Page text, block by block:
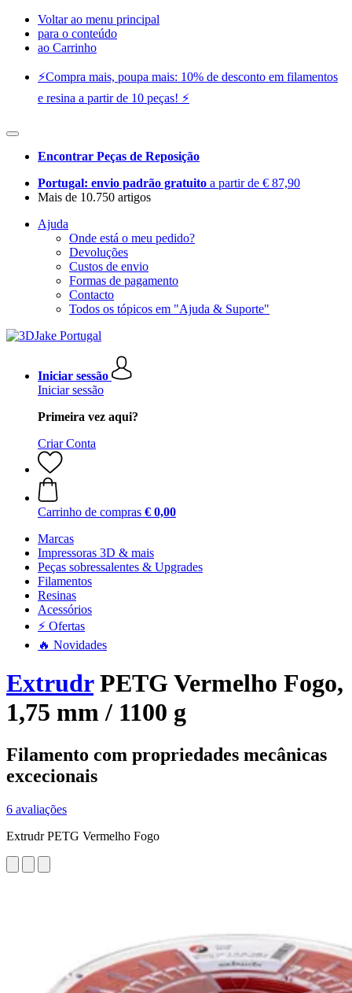
Voltar ao menu principal
para o conteúdo
ao Carrinho
⚡️Compra mais, poupa mais: 10% de desconto em filamentos
e resina a partir de 10 peças! ⚡️
Encontrar Peças de Reposição
Portugal: envio padrão gratuito a partir de € 87,90
Mais de 10.750 artigos
Ajuda
Onde está o meu pedido?
Devoluções
Custos de envio
Formas de pagamento
Contacto
Todos os tópicos em "Ajuda & Suporte"
Iniciar sessão
Iniciar sessão
Primeira vez aqui?
Criar Conta
Carrinho de compras € 0,00
Marcas
Impressoras 3D & mais
Peças sobressalentes & Upgrades
Filamentos
Resinas
Acessórios
⚡ Ofertas
🔥 Novidades
ExtrudrPETG Vermelho Fogo,
1,75 mm / 1100 g
Filamento com propriedades mecânicas
excecionais
6 avaliações
Extrudr PETG Vermelho Fogo